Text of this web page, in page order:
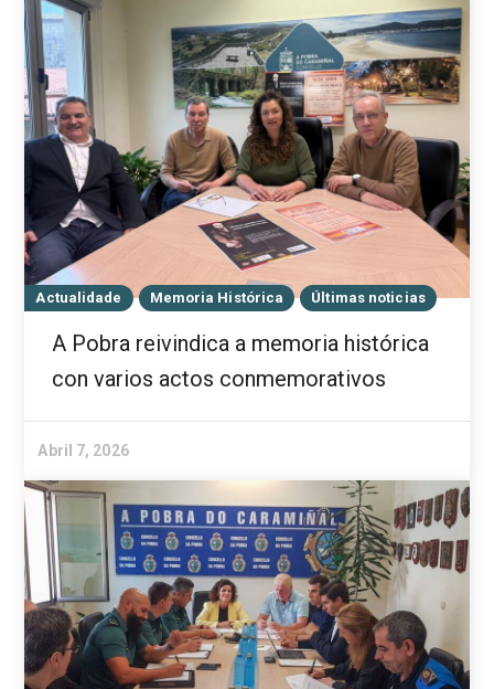
Actualidade Memoria Histórica Últimas noticias
A Pobra reivindica a memoria histórica
con varios actos conmemorativos
Abril 7, 2026